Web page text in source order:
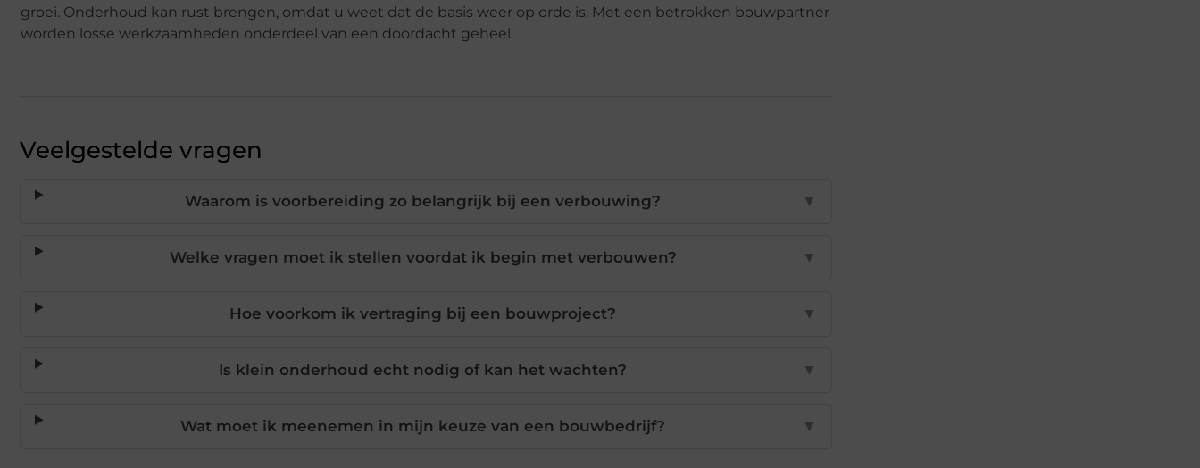
groei. Onderhoud kan rust brengen, omdat u weet dat de basis weer op orde is. Met een betrokken bouwpartner
worden losse werkzaamheden onderdeel van een doordacht geheel.
Veelgestelde vragen
Waarom is voorbereiding zo belangrijk bij een verbouwing? ▼
Welke vragen moet ik stellen voordat ik begin met verbouwen? ▼
Hoe voorkom ik vertraging bij een bouwproject? ▼
Is klein onderhoud echt nodig of kan het wachten? ▼
Wat moet ik meenemen in mijn keuze van een bouwbedrijf? ▼